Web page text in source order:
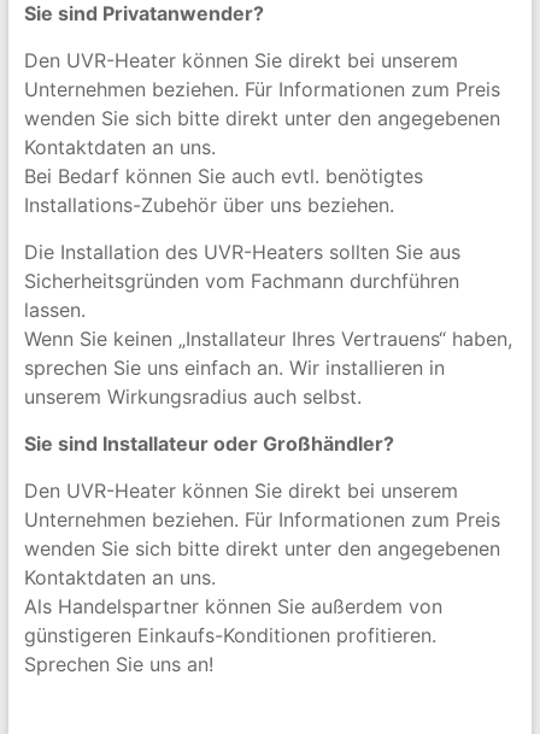
Sie sind Privatanwender?
Den UVR-Heater können Sie direkt bei unserem
Unternehmen beziehen. Für Informationen zum Preis
wenden Sie sich bitte direkt unter den angegebenen
Kontaktdaten an uns.
Bei Bedarf können Sie auch evtl. benötigtes
Installations-Zubehör über uns beziehen.
Die Installation des UVR-Heaters sollten Sie aus
Sicherheitsgründen vom Fachmann durchführen
lassen.
Wenn Sie keinen „Installateur Ihres Vertrauens“ haben,
sprechen Sie uns einfach an. Wir installieren in
unserem Wirkungsradius auch selbst.
Sie sind Installateur oder Großhändler?
Den UVR-Heater können Sie direkt bei unserem
Unternehmen beziehen. Für Informationen zum Preis
wenden Sie sich bitte direkt unter den angegebenen
Kontaktdaten an uns.
Als Handelspartner können Sie außerdem von
günstigeren Einkaufs-Konditionen profitieren.
Sprechen Sie uns an!